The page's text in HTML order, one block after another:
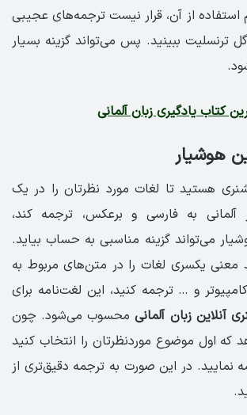
استفاده از آن، قرار نیست ترجمه‌های عجیبی
ترنسلیت ببینید. پس می‌تواند گزینه بسیار
کتاب یادگیری زبان آلمانی
هوشیار
هستید تا لغات مورد نظرتان را در یک
به فارسی و برعکس، ترجمه کند،
می‌تواند گزینه مناسبی به حساب بیاید.
معنی یکسری لغات را در متن‌های مربوط به
و … ترجمه کنید، این لغت‌نامه برای
آنلاین زبان آلمانیمحسوب می‌شود. چون
که اول موضوع موردنظرتان را انتخاب کنید
نمایید. در این صورت به ترجمه دقیق‌تری از